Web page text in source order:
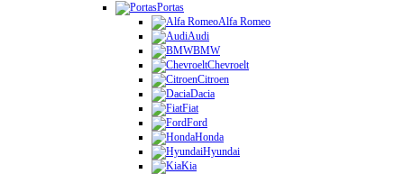
Portas
Alfa Romeo
Audi
BMW
Chevroelt
Citroen
Dacia
Fiat
Ford
Honda
Hyundai
Kia